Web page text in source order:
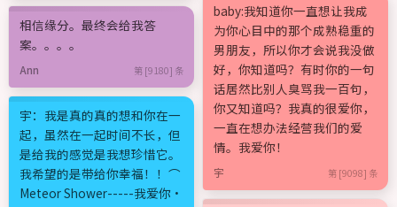
相信缘分。最终会给我答
案。。。。
Ann 第 [9180] 条
宇：我是真的真的想和你在一
起，虽然在一起时间不长，但
是给我的感觉是我想珍惜它。
我希望的是带给你幸福！！⌒
Meteor Shower-----我爱你·
baby:我知道你一直想让我成
为你心目中的那个成熟稳重的
男朋友，所以你才会说我没做
好，你知道吗？有时你的一句
话居然比别人臭骂我一百句，
你又知道吗？我真的很爱你，
一直在想办法经营我们的爱
情。我爱你！
宇 第 [9098] 条